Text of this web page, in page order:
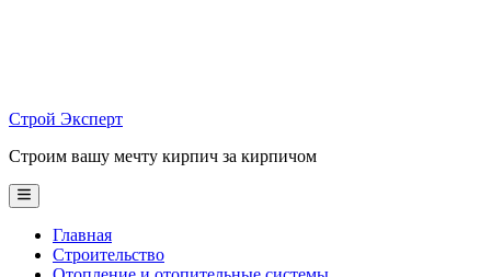
Строй Эксперт
Строим вашу мечту кирпич за кирпичом
Main
Menu
Главная
Строительство